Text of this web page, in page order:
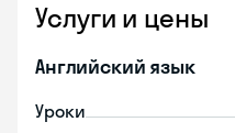
Услуги и цены
Английский язык
Уроки